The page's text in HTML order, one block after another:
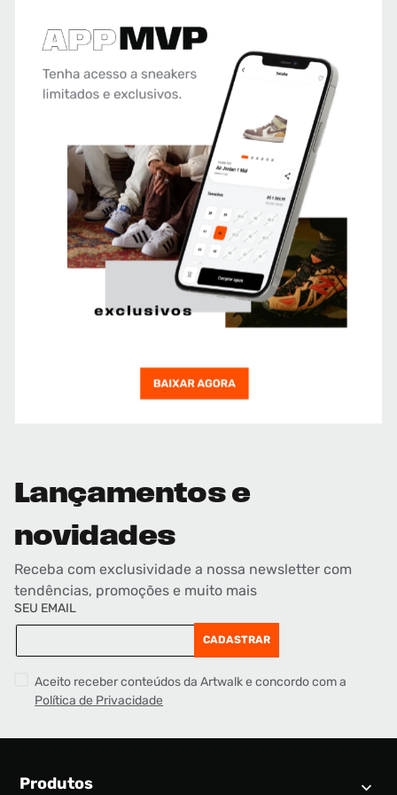
Lançamentos e
novidades
Receba com exclusividade a nossa newsletter com
tendências, promoções e muito mais
SEU EMAIL
CADASTRAR
Aceito receber conteúdos da Artwalk e concordo com a
Política de Privacidade
Produtos